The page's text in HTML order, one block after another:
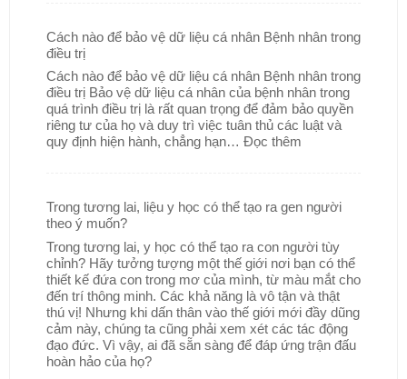
Cách nào để bảo vệ dữ liệu cá nhân Bệnh nhân trong
điều trị
Cách nào để bảo vệ dữ liệu cá nhân Bệnh nhân trong
điều trị Bảo vệ dữ liệu cá nhân của bệnh nhân trong
quá trình điều trị là rất quan trọng để đảm bảo quyền
riêng tư của họ và duy trì việc tuân thủ các luật và
quy định hiện hành, chẳng hạn… Đọc thêm
Trong tương lai, liệu y học có thể tạo ra gen người
theo ý muốn?
Trong tương lai, y học có thể tạo ra con người tùy
chỉnh? Hãy tưởng tượng một thế giới nơi bạn có thể
thiết kế đứa con trong mơ của mình, từ màu mắt cho
đến trí thông minh. Các khả năng là vô tận và thật
thú vị! Nhưng khi dấn thân vào thế giới mới đầy dũng
cảm này, chúng ta cũng phải xem xét các tác động
đạo đức. Vì vậy, ai đã sẵn sàng để đáp ứng trận đấu
hoàn hảo của họ?